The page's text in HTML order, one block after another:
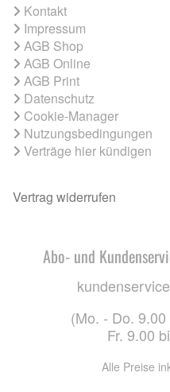
Kontakt
Impressum
AGB Shop
AGB Online
AGB Print
Datenschutz
Cookie-Manager
Nutzungsbedingungen
Verträge hier kündigen
Vertrag widerrufen
Abo- und
(Mo. - Do.
Fr. 9.00
Alle Preise